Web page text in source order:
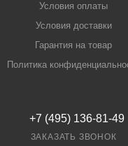
Условия оплаты
Условия доставки
Гарантия на товар
Политика
+7 (495) 136-81-49
ЗАКАЗАТЬ ЗВОНОК